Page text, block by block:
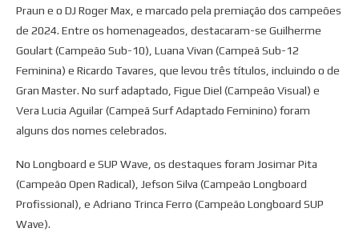
Praun e o DJ Roger Max, e marcado pela premiação dos campeões
de 2024. Entre os homenageados, destacaram-se Guilherme
Goulart (Campeão Sub-10), Luana Vivan (Campeã Sub-12
Feminina) e Ricardo Tavares, que levou três títulos, incluindo o de
Gran Master. No surf adaptado, Figue Diel (Campeão Visual) e
Vera Lucia Aguilar (Campeã Surf Adaptado Feminino) foram
alguns dos nomes celebrados.
No Longboard e SUP Wave, os destaques foram Josimar Pita
(Campeão Open Radical), Jefson Silva (Campeão Longboard
Profissional), e Adriano Trinca Ferro (Campeão Longboard SUP
Wave).